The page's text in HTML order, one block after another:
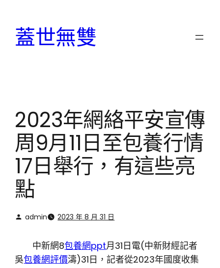
蓋世無雙
2023年網絡平安宣傳
周9月11日至包養行情
17日舉行，有這些亮
點
admin 2023 年 8 月 31 日
中新網8包養網ppt月31日電(中新財經記者
吳包養網評價濤)31日，記者從2023年國度收集